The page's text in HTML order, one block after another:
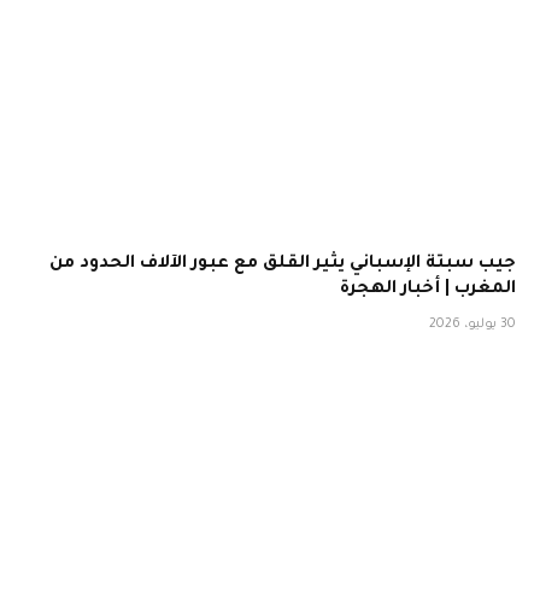
جيب سبتة الإسباني يثير القلق مع عبور الآلاف الحدود من
المغرب | أخبار الهجرة
30 يوليو، 2026